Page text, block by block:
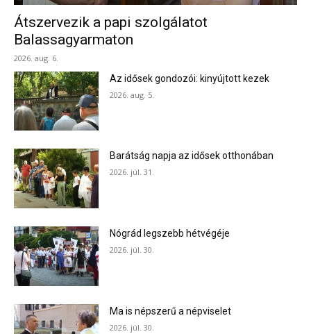
Átszervezik a papi szolgálatot
Balassagyarmaton
2026. aug. 6.
Az idősek gondozói: kinyújtott kezek
2026. aug. 5.
Barátság napja az idősek otthonában
2026. júl. 31.
Nógrád legszebb hétvégéje
2026. júl. 30.
Ma is népszerű a népviselet
2026. júl. 30.